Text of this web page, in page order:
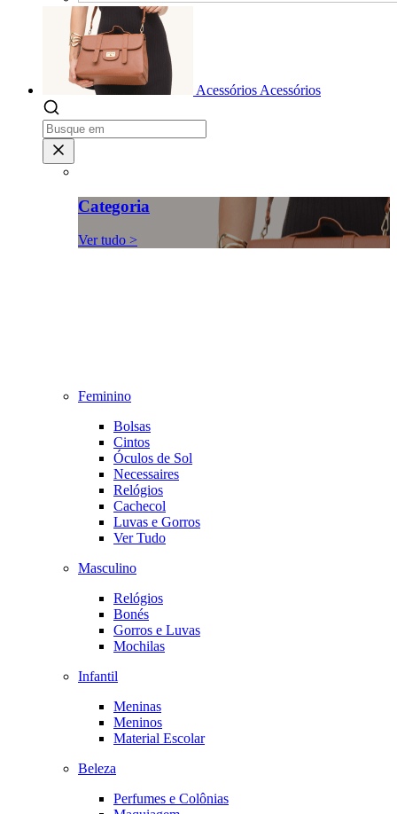
Acessórios Acessórios
Categoria
Ver tudo >
Feminino
Bolsas
Cintos
Óculos de Sol
Necessaires
Relógios
Cachecol
Luvas e Gorros
Ver Tudo
Masculino
Relógios
Bonés
Gorros e Luvas
Mochilas
Infantil
Meninas
Meninos
Material Escolar
Beleza
Perfumes e Colônias